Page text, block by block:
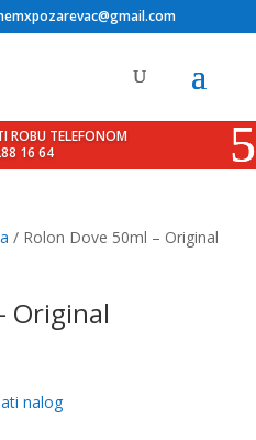
ROBU TELEFONOM
16 64
/ Rolon Dove 50ml – Original
Original
nalog